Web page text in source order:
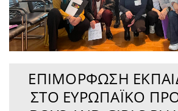
ΕΠΙΜΌΡΦΩΣΗ
ΣΤΟ ΕΥΡΩΠΑΪΚΌ